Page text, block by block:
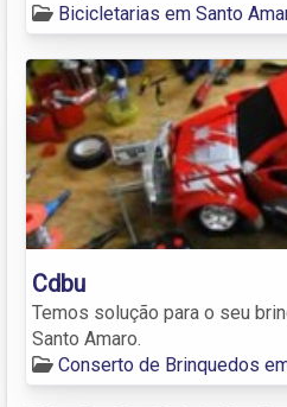
Bicicletarias em Santo
Cdbu
Temos solução para o seu
Santo Amaro.
Conserto de Brinquedos